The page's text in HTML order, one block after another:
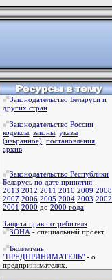
Законодательство Беларуси и
других стран
Законодательство России
кодексы законы указы
(изьранное) постановления
архив
Законодательство Республики
Беларусь по дате принятия:
2013 2012 2011 2010 2009 2008
2007 2006 2005 2004 2003 2002
2001 2000 до 2000 года
Защита прав потребителя
ЗОНА - специальный проект
Бюллетень
"ПРЕДПРИНИМАТЕЛЬ" - о
предпринимателях.